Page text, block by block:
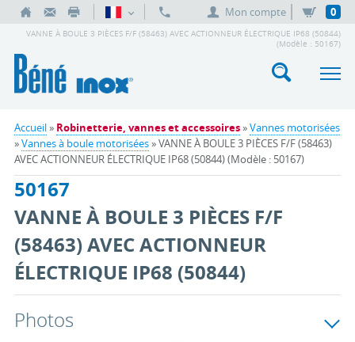
Mon compte 0
VANNE À BOULE 3 PIÈCES F/F (58463) AVEC ACTIONNEUR ÉLECTRIQUE IP68 (50844)
(Modèle : 50167)
Accueil» Robinetterie, vannes et accessoires»Vannes motorisées
»Vannes à boule motorisées» VANNE À BOULE 3 PIÈCES F/F (58463)
AVEC ACTIONNEUR ÉLECTRIQUE IP68 (50844) (Modèle : 50167)
50167
VANNE À BOULE 3 PIÈCES F/F
(58463) AVEC ACTIONNEUR
ÉLECTRIQUE IP68 (50844)
Photos